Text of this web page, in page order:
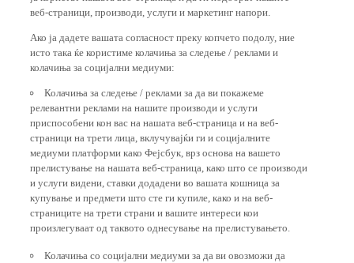
веб-страници, производи, услуги и маркетинг напори.
исто така ќе користиме колачиња за следење / реклами и
колачиња за социјални медиуми:
релевантни реклами на нашите производи и услуги
приспособени кон вас на нашата веб-страница и на веб-
страници на трети лица, вклучувајќи ги и социјалните
медиуми платформи како Фејсбук, врз основа на вашето
прелистување на нашата веб-страница, како што се производи
и услуги видени, ставки додадени во вашата кошница за
купување и предмети што сте ги купиле, како и на веб-
страниците на трети страни и вашите интереси кои
произлегуваат од таквото однесување на прелистувањето.